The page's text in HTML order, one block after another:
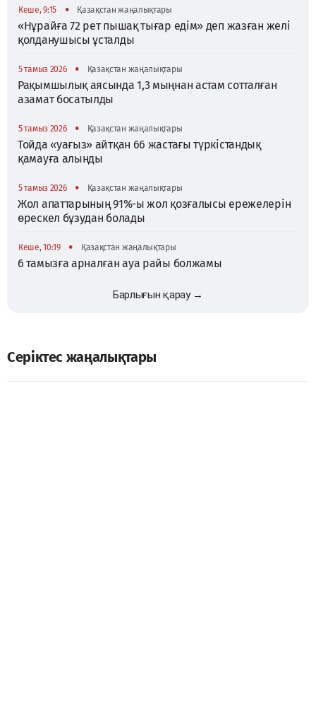
Кеше, 9:15 • Қазақстан жаңалықтары
«Нұрайға 72 рет пышақ тығар едім» деп жазған желі
қолданушысы ұсталды
5 тамыз 2026 • Қазақстан жаңалықтары
Рақымшылық аясында 1,3 мыңнан астам сотталған
азамат босатылды
5 тамыз 2026 • Қазақстан жаңалықтары
Тойда «уағыз» айтқан 66 жастағы түркістандық
қамауға алынды
5 тамыз 2026 • Қазақстан жаңалықтары
Жол апаттарының 91%-ы жол қозғалысы ережелерін
өрескел бұзудан болады
Кеше, 10:19 • Қазақстан жаңалықтары
6 тамызға арналған ауа райы болжамы
Барлығын қарау →
Серіктес жаңалықтары